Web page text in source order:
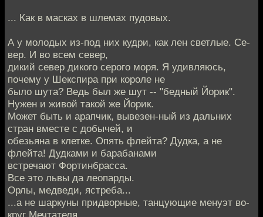
... Как в масках в шлемах пудовых.
А у молодых из-под них кудри, как лен светлые. Се-
вер. И во всем север,
дикий север дикого серого моря. Я удивляюсь,
почему у Шекспира при короле не
было шута? Ведь был же шут -- "бедный Йорик".
Нужен и живой такой же Йорик.
Может быть и арапчик, вывезен-ный из дальних
стран вместе с добычей, и
обезьяна в клетке. Опять флейта? Дудка, а не
флейта! Дудками и барабанами
встречают Фортинбрасса.
Все это львы да леопарды.
Орлы, медведи, ястреба...
...а не шаркуны придворные, танцующие менуэт во-